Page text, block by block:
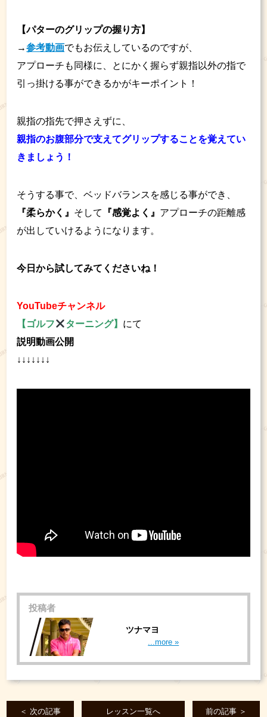
【パターのグリップの握り方】
→参考動画でもお伝えしているのですが、
アプローチも同様に、とにかく握らず親指以外の指で
引っ掛ける事ができるかがキーポイント！
親指の指先で押さえずに、
親指のお腹部分で支えてグリップすることを覚えてい
きましょう！
そうする事で、ベッドバランスを感じる事ができ、
『柔らかく』 そして 『感覚よく』 アプローチの距離感
が出していけるようになります。
今日から試してみてくださいね！
YouTubeチャンネル
【ゴルフ
ターニング】 にて
説明動画公開
↓↓↓↓↓↓↓
投稿者
ツナマヨ
...more »
＜ 次の記事 レッスン一覧へ 前の記事 ＞